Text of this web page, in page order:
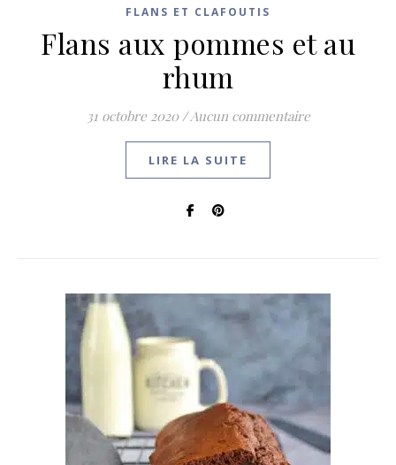
FLANS ET CLAFOUTIS
Flans aux pommes et au
rhum
31 octobre 2020 /Aucun commentaire
LIRE LA SUITE